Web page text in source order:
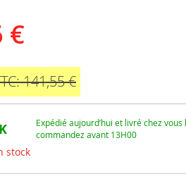
€
141,55 €
Expédié aujourd’hui et livré chez
commandez avant 13H00
stock